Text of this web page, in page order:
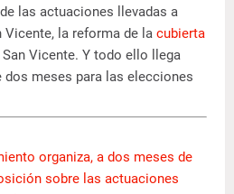
las actuaciones llevadas a
Vicente, la reforma de la cubierta
San Vicente. Y todo ello llega
meses para las elecciones
organiza, a dos meses de
sobre las actuaciones